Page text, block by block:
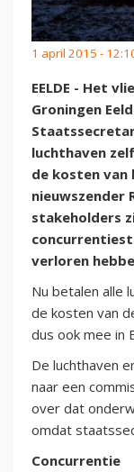
1 april 2015 -
EELDE - Het
Groningen
luchthaven
de kosten
nieuwszender
stakeholders
verloren
Nu betalen alle
de kosten van
dus ook mee in
De luchthaven
naar een
over dat
omdat
Concurrentie